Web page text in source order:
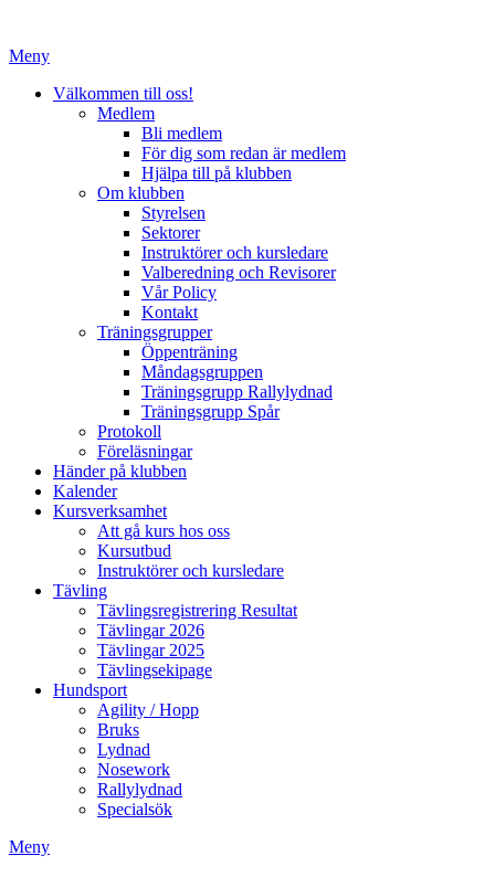
innehåll
Meny
Välkommen till oss!
Medlem
Bli medlem
För dig som redan är medlem
Hjälpa till på klubben
Om klubben
Styrelsen
Sektorer
Instruktörer och kursledare
Valberedning och Revisorer
Vår Policy
Kontakt
Träningsgrupper
Öppenträning
Måndagsgruppen
Träningsgrupp Rallylydnad
Träningsgrupp Spår
Protokoll
Föreläsningar
Händer på klubben
Kalender
Kursverksamhet
Att gå kurs hos oss
Kursutbud
Instruktörer och kursledare
Tävling
Tävlingsregistrering Resultat
Tävlingar 2026
Tävlingar 2025
Tävlingsekipage
Hundsport
Agility / Hopp
Bruks
Lydnad
Nosework
Rallylydnad
Specialsök
Meny